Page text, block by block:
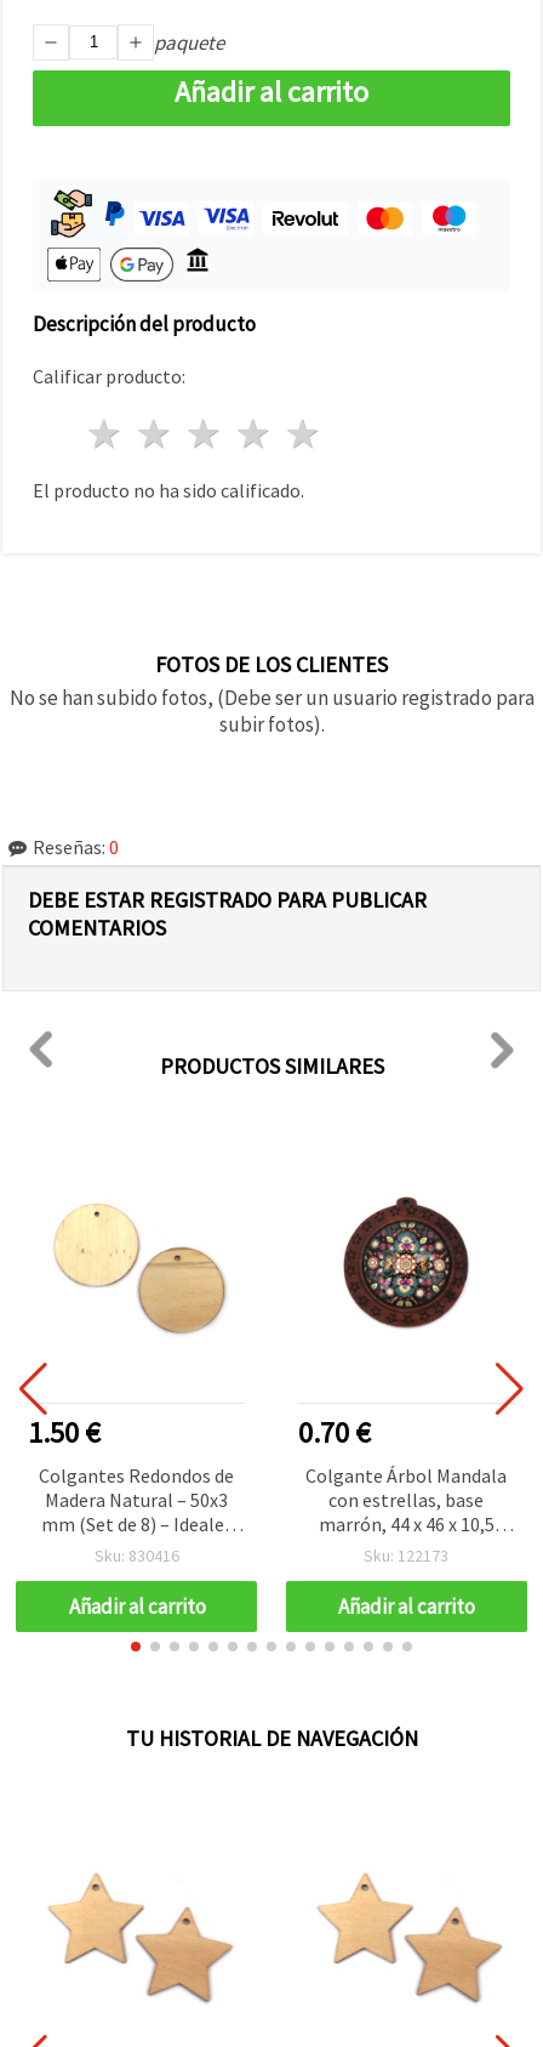
paquete
Añadir al carrito
Descripción del producto
Calificar producto:
4 estrellas
3 estrellas
2 estrellas
1 estrella
El producto no ha sido calificado.
FOTOS DE LOS CLIENTES
No se han subido fotos, (Debe ser un usuario registrado para
subir fotos).
Reseñas: 0
DEBE ESTAR REGISTRADO PARA PUBLICAR
COMENTARIOS
PRODUCTOS SIMILARES
1.50 €
Colgantes Redondos de
Madera Natural – 50x3
mm (Set de 8) – Ideales
para Bisutería Artesanal,
Decoración Moderna DIY
Sku: 830416
Añadir al carrito
0.70 €
Colgante Árbol Mandala
con estrellas, base
marrón, 44 x 46 x 10,5
mm, agujero: 2 mm
Sku: 122173
Añadir al carrito
TU HISTORIAL DE NAVEGACIÓN